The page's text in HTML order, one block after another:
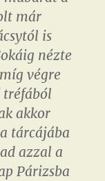
már
is
nézte
végre
tréfából
akkor
tárcájába
azzal a
Párizsba